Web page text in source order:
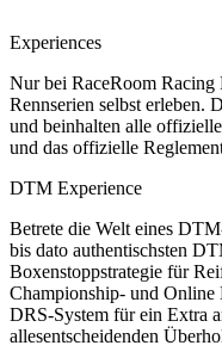
Experiences
Nur bei RaceRoom Racing
Rennserien selbst erleben.
und beinhalten alle
und das offizielle
DTM Experience
Betrete die Welt eines
bis dato authentischsten
Boxenstoppstrategie für
Championship- und
DRS-System für ein Extra
allesentscheidenden